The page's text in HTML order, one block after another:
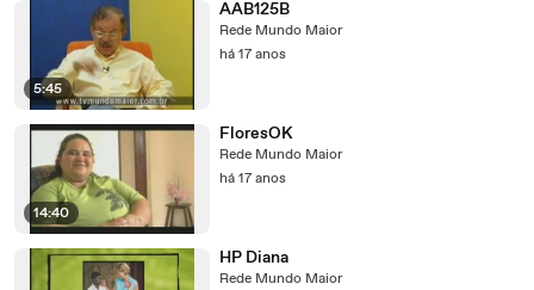
5:45
AAB125B
Rede Mundo Maior
há 17 anos
14:40
FloresOK
Rede Mundo Maior
há 17 anos
HP Diana
Rede Mundo Maior